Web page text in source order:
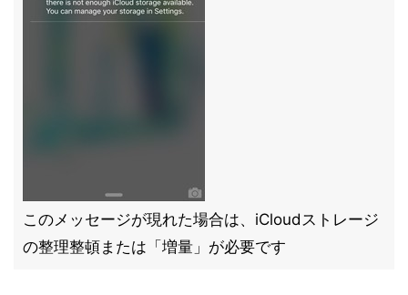
このメッセージが現れた場合は、iCloudストレージ
の整理整頓または「増量」が必要です